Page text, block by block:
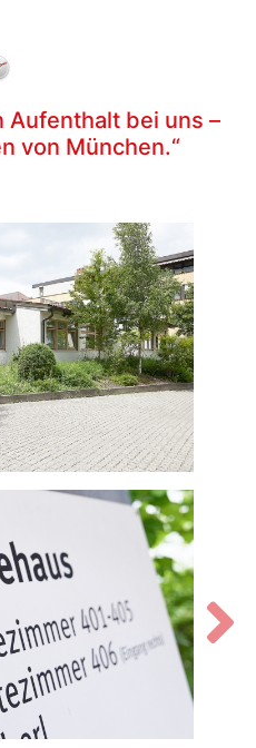
Aufenthalt bei uns –
von München.“